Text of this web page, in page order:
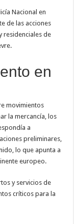
Nacional en
de las acciones
residenciales de
en
movimientos
la mercancía, los
a
preliminares,
lo que apunta a
europeo.
y servicios de
críticos para la